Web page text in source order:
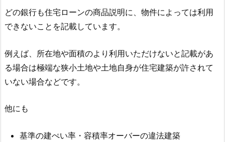
どの銀行も住宅ローンの商品説明に、物件によっては利用
できないことを記載しています。
例えば、所在地や面積のより利用いただけないと記載があ
る場合は極端な狭小土地や土地自身が住宅建築が許されて
いない場合などです。
他にも
基準の建ぺい率・容積率オーバーの違法建築